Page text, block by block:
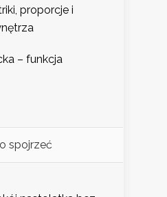
proporcje i
– funkcja
spojrzeć